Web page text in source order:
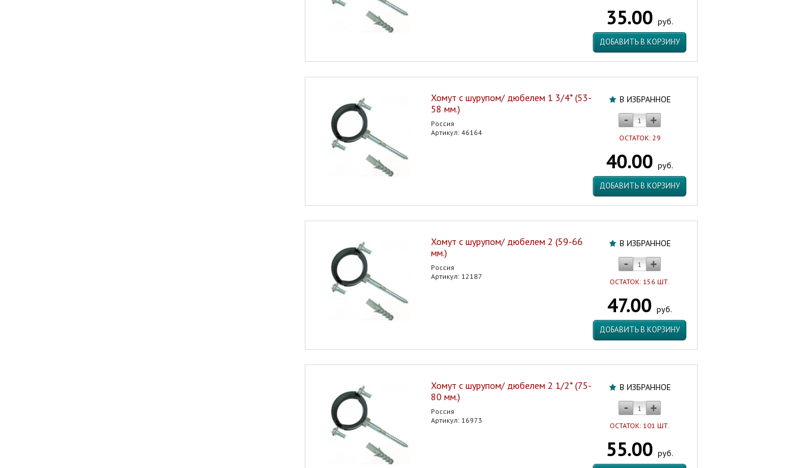
35.00 руб.
ДОБАВИТЬ В КОРЗИНУ
В ИЗБРАННОЕ
ОСТАТОК: 29
40.00 руб.
ДОБАВИТЬ В КОРЗИНУ
Хомут с шурупом/ дюбелем 1 3/4* (53-
58 мм.)
Россия
Артикул: 46164
В ИЗБРАННОЕ
ОСТАТОК: 156 ШТ.
47.00 руб.
ДОБАВИТЬ В КОРЗИНУ
Хомут с шурупом/ дюбелем 2 (59-66
мм.)
Россия
Артикул: 12187
В ИЗБРАННОЕ
ОСТАТОК: 101 ШТ.
55.00 руб.
Хомут с шурупом/ дюбелем 2 1/2* (75-
80 мм.)
Россия
Артикул: 16973